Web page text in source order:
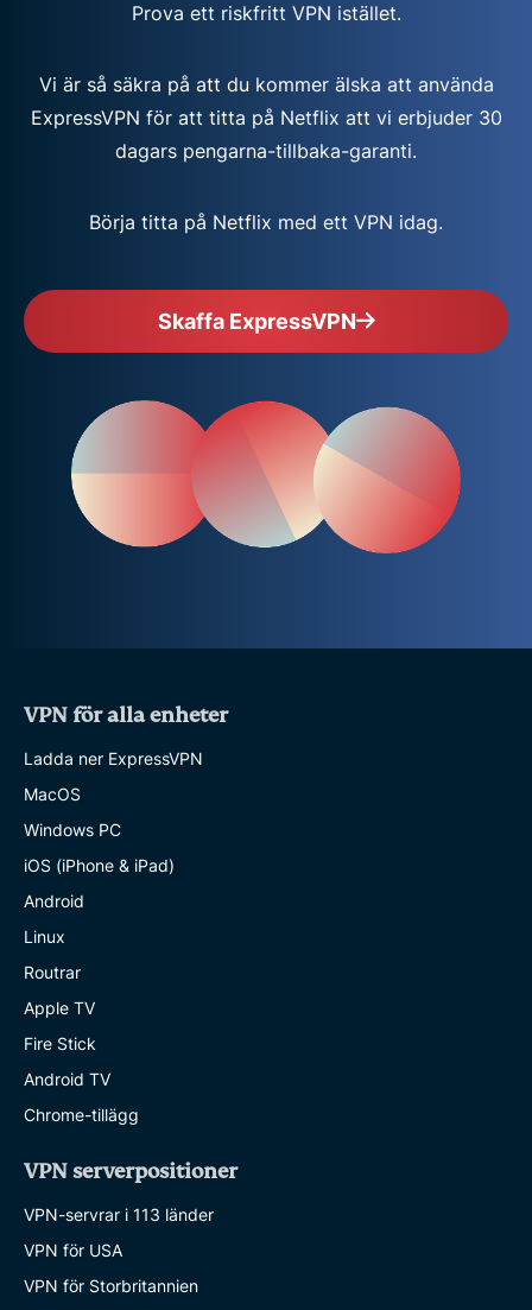
Prova ett riskfritt VPN istället.
Vi är så säkra på att du kommer älska att använda
ExpressVPN för att titta på Netflix att vi erbjuder 30
dagars pengarna-tillbaka-garanti.
Börja titta på Netflix med ett VPN idag.
Skaffa ExpressVPN
VPN för alla enheter
Ladda ner ExpressVPN
MacOS
Windows PC
iOS (iPhone & iPad)
Android
Linux
Routrar
Apple TV
Fire Stick
Android TV
Chrome-tillägg
VPN serverpositioner
VPN-servrar i 113 länder
VPN för USA
VPN för Storbritannien